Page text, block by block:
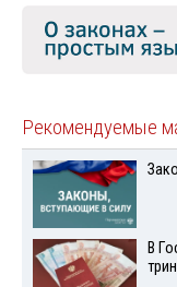
Рекомендуемые
В